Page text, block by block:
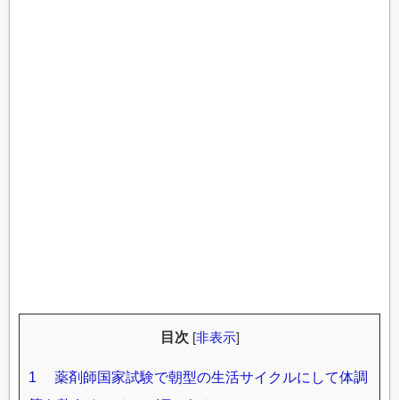
目次 [非表示]
1 薬剤師国家試験で朝型の生活サイクルにして体調